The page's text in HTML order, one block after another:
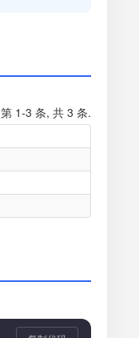
第 1-3 条, 共 3 条.